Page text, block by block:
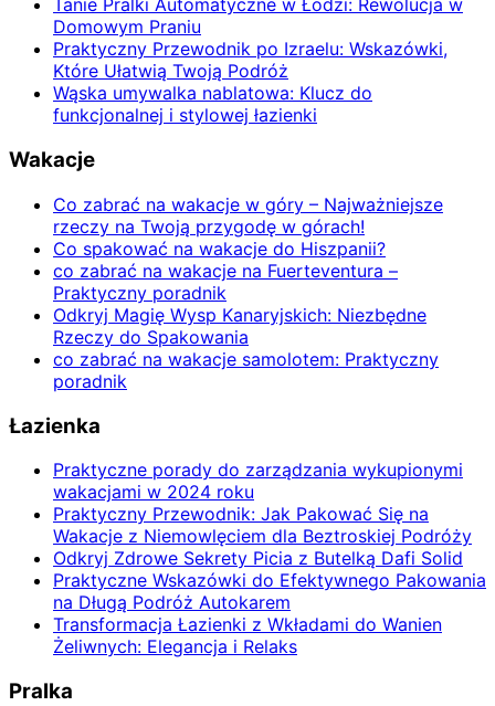
Tanie Pralki Automatyczne w Łodzi: Rewolucja w
Domowym Praniu
Praktyczny Przewodnik po Izraelu: Wskazówki,
Które Ułatwią Twoją Podróż
Wąska umywalka nablatowa: Klucz do
funkcjonalnej i stylowej łazienki
Wakacje
Co zabrać na wakacje w góry – Najważniejsze
rzeczy na Twoją przygodę w górach!
Co spakować na wakacje do Hiszpanii?
co zabrać na wakacje na Fuerteventura –
Praktyczny poradnik
Odkryj Magię Wysp Kanaryjskich: Niezbędne
Rzeczy do Spakowania
co zabrać na wakacje samolotem: Praktyczny
poradnik
Łazienka
Praktyczne porady do zarządzania wykupionymi
wakacjami w 2024 roku
Praktyczny Przewodnik: Jak Pakować Się na
Wakacje z Niemowlęciem dla Beztroskiej Podróży
Odkryj Zdrowe Sekrety Picia z Butelką Dafi Solid
Praktyczne Wskazówki do Efektywnego Pakowania
na Długą Podróż Autokarem
Transformacja Łazienki z Wkładami do Wanien
Żeliwnych: Elegancja i Relaks
Pralka